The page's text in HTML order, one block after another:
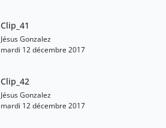
Clip_41
Jésus Gonzalez
mardi 12 décembre 2017
Clip_42
Jésus Gonzalez
mardi 12 décembre 2017